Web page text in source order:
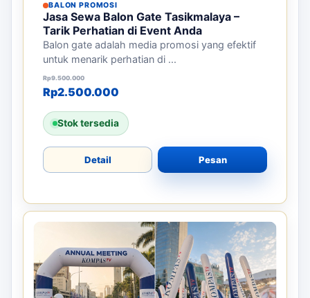
BALON PROMOSI
Jasa Sewa Balon Gate Tasikmalaya –
Tarik Perhatian di Event Anda
Balon gate adalah media promosi yang efektif
untuk menarik perhatian di ...
Rp9.500.000
Harga aslinya adalah: Rp9.500.000.
Rp2.500.000
Harga saat ini adalah: Rp2.500.000.
Stok tersedia
Detail Pesan